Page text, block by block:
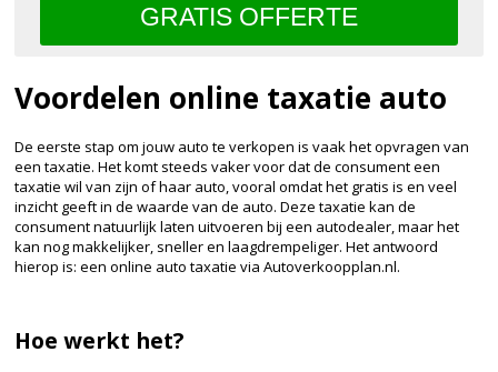
Voordelen online taxatie auto
De eerste stap om jouw auto te verkopen is vaak het opvragen van
een taxatie. Het komt steeds vaker voor dat de consument een
taxatie wil van zijn of haar auto, vooral omdat het gratis is en veel
inzicht geeft in de waarde van de auto. Deze taxatie kan de
consument natuurlijk laten uitvoeren bij een autodealer, maar het
kan nog makkelijker, sneller en laagdrempeliger. Het antwoord
hierop is: een online auto taxatie via Autoverkoopplan.nl.
Hoe werkt het?